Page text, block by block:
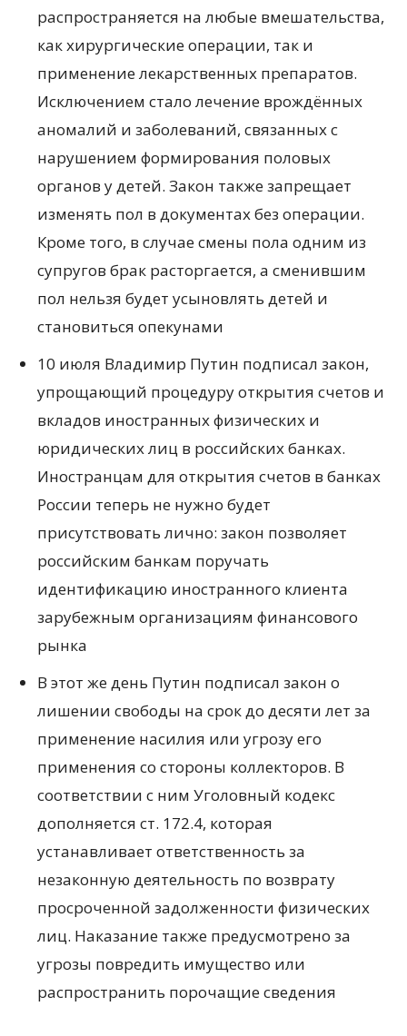
распространяется на любые вмешательства,
как хирургические операции, так и
применение лекарственных препаратов.
Исключением стало лечение врождённых
аномалий и заболеваний, связанных с
нарушением формирования половых
органов у детей. Закон также запрещает
изменять пол в документах без операции.
Кроме того, в случае смены пола одним из
супругов брак расторгается, а сменившим
пол нельзя будет усыновлять детей и
становиться опекунами
10 июля Владимир Путин подписал закон,
упрощающий процедуру открытия счетов и
вкладов иностранных физических и
юридических лиц в российских банках.
Иностранцам для открытия счетов в банках
России теперь не нужно будет
присутствовать лично: закон позволяет
российским банкам поручать
идентификацию иностранного клиента
зарубежным организациям финансового
рынка
В этот же день Путин подписал закон о
лишении свободы на срок до десяти лет за
применение насилия или угрозу его
применения со стороны коллекторов. В
соответствии с ним Уголовный кодекс
дополняется ст. 172.4, которая
устанавливает ответственность за
незаконную деятельность по возврату
просроченной задолженности физических
лиц. Наказание также предусмотрено за
угрозы повредить имущество или
распространить порочащие сведения